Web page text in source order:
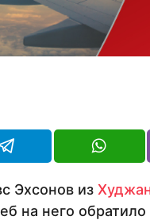
Эхсонов из
на него